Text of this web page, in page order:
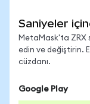
Saniyeler
MetaMask'ta ZRX
edin ve değiştirin.
cüzdanı.
Google Play